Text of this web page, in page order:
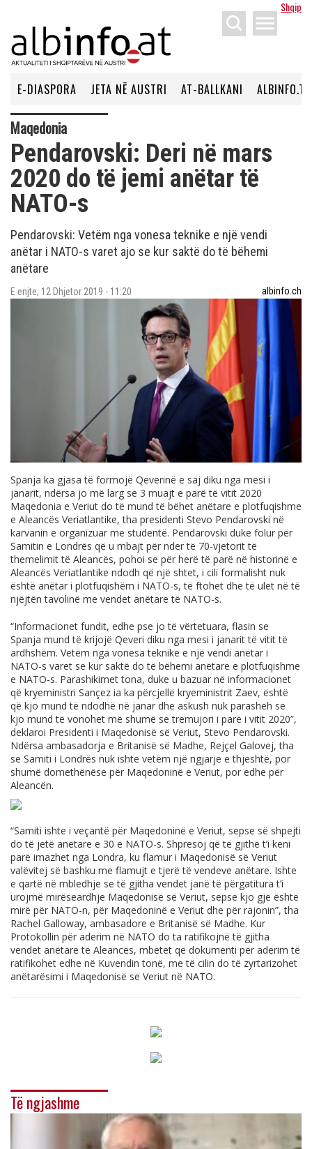
Shqip
menu
E-DIASPORA JETA NË AUSTRI AT-BALLKANI ALBINFO.TV
Maqedonia
Pendarovski: Deri në mars
2020 do të jemi anëtar të
NATO-s
Pendarovski: Vetëm nga vonesa teknike e një vendi
anëtar i NATO-s varet ajo se kur saktë do të bëhemi
anëtare
E enjte, 12 Dhjetor 2019 - 11:20 albinfo.ch
Spanja ka gjasa të formojë Qeverinë e saj diku nga mesi i
janarit, ndërsa jo më larg se 3 muajt e parë të vitit 2020
Maqedonia e Veriut do të mund të bëhet anëtare e plotfuqishme
e Aleancës Veriatlantike, tha presidenti Stevo Pendarovski në
karvanin e organizuar me studentë. Pendarovski duke folur për
Samitin e Londrës që u mbajt për nder të 70-vjetorit të
themelimit të Aleancës, pohoi se për herë të parë në historinë e
Aleancës Veriatlantike ndodh që një shtet, i cili formalisht nuk
është anëtar i plotfuqishëm i NATO-s, të ftohet dhe të ulet në të
njëjtën tavolinë me vendet anëtare të NATO-s.
“Informacionet fundit, edhe pse jo të vërtetuara, flasin se
Spanja mund të krijojë Qeveri diku nga mesi i janarit të vitit të
ardhshëm. Vetëm nga vonesa teknike e një vendi anëtar i
NATO-s varet se kur saktë do të bëhemi anëtare e plotfuqishme
e NATO-s. Parashikimet tona, duke u bazuar në informacionet
që kryeministri Sançez ia ka përcjellë kryeministrit Zaev, është
që kjo mund të ndodhë në janar dhe askush nuk parasheh se
kjo mund të vonohet më shumë se tremujori i parë i vitit 2020”,
deklaroi Presidenti i Maqedonisë së Veriut, Stevo Pendarovski.
Ndërsa ambasadorja e Britanisë së Madhe, Rejçel Galovej, tha
se Samiti i Londrës nuk ishte vetëm një ngjarje e thjeshtë, por
shumë domethënëse për Maqedoninë e Veriut, por edhe për
Aleancën.
“Samiti ishte i veçantë për Maqedoninë e Veriut, sepse së shpejti
do të jetë anëtare e 30 e NATO-s. Shpresoj që të gjithë t’i keni
parë imazhet nga Londra, ku flamur i Maqedonisë së Veriut
valëvitej së bashku me flamujt e tjerë të vendeve anëtare. Ishte
e qartë në mbledhje se të gjitha vendet janë të përgatitura t’i
urojmë mirëseardhje Maqedonisë së Veriut, sepse kjo gjë është
mirë për NATO-n, për Maqedoninë e Veriut dhe për rajonin”, tha
Rachel Galloway, ambasadore e Britanisë së Madhe. Kur
Protokollin për aderim në NATO do ta ratifikojnë të gjitha
vendet anëtare të Aleancës, mbetet që dokumenti për aderim të
ratifikohet edhe në Kuvendin tonë, me të cilin do të zyrtarizohet
anëtarësimi i Maqedonisë se Veriut në NATO.
Të ngjashme